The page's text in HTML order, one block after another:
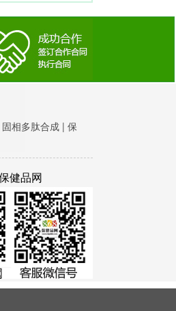
固相多肽合成 | 保
健品网